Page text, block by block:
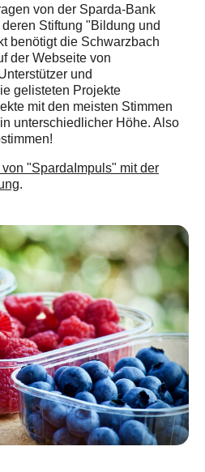
von der Sparda-Bank
Stiftung "Bildung und
benötigt die Schwarzbach
der Webseite von
und
gelisteten Projekte
mit den meisten Stimmen
unterschiedlicher Höhe. Also
"SpardaImpuls" mit der
.